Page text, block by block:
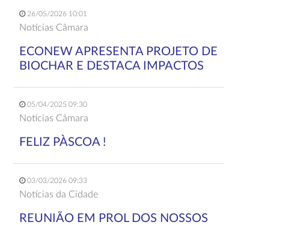
26/05/2026 10:01
Notícias Câmara
ECONEW APRESENTA PROJETO DE
BIOCHAR E DESTACA IMPACTOS
05/04/2025 09:30
Notícias Câmara
FELIZ PÀSCOA !
03/03/2026 09:33
Notícias da Cidade
REUNIÃO EM PROL DOS NOSSOS